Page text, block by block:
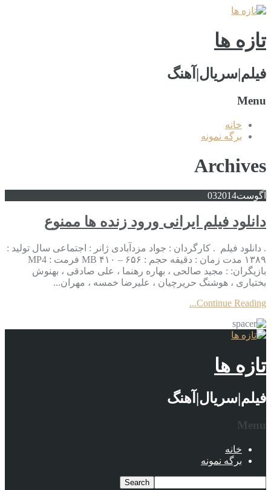
تازه ها
فیلم|سریال|آهنگ
Menu
خانه
برگه نمونه
Archives
آگوست 032014
دانلود فیلم ایرانی ورود زنده ها ممنوع
. دانلود فیلم . کارگردان : جواد مزدآبادی ژانر : اجتماعی سال تولید :
۱۳۸۹ مدت زمان : دقیقه حجم : ۶۵۶ – ۴۱۰ MB فرمت : MP4
بازیگران: : مجید صالحی ، بهاره رهنما ، علی صادقی ، بهنوش
بختیاری ، هوشنگ حریرچیان ، علیرضا خمسه ، مهران...
Continue Reading...
تازه ها
فیلم|سریال|آهنگ
Menu
خانه
برگه نمونه